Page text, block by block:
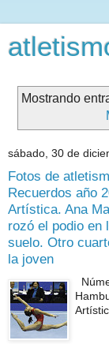
Mostrando
sábado, 30 de
Fotos de
Recuerdos año
Artística. Ana
rozó el podio en
suelo. Otro
la joven